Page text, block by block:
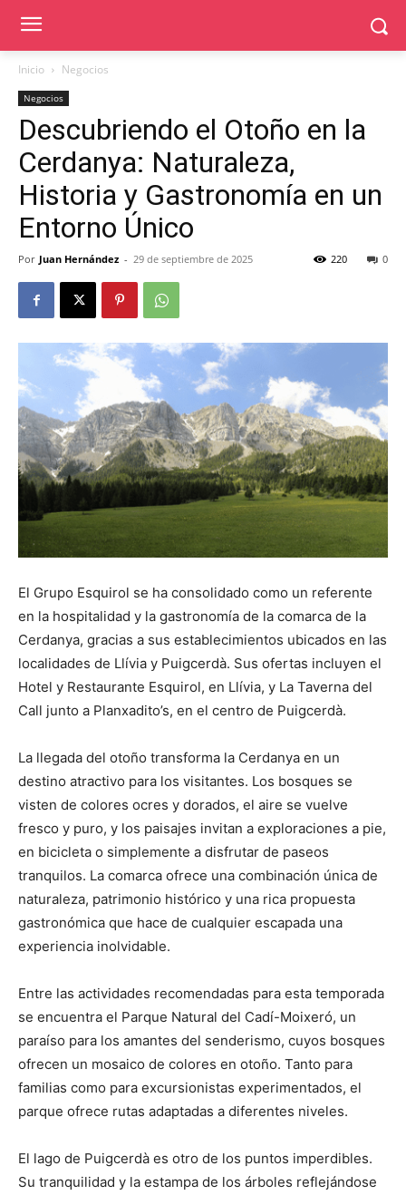
Inicio Negocios
Negocios
Descubriendo el Otoño en la
Cerdanya: Naturaleza,
Historia y Gastronomía en un
Entorno Único
Por Juan Hernández - 29 de septiembre de 2025 0
220
El Grupo Esquirol se ha consolidado como un referente
en la hospitalidad y la gastronomía de la comarca de la
Cerdanya, gracias a sus establecimientos ubicados en las
localidades de Llívia y Puigcerdà. Sus ofertas incluyen el
Hotel y Restaurante Esquirol, en Llívia, y La Taverna del
Call junto a Planxadito’s, en el centro de Puigcerdà.
La llegada del otoño transforma la Cerdanya en un
destino atractivo para los visitantes. Los bosques se
visten de colores ocres y dorados, el aire se vuelve
fresco y puro, y los paisajes invitan a exploraciones a pie,
en bicicleta o simplemente a disfrutar de paseos
tranquilos. La comarca ofrece una combinación única de
naturaleza, patrimonio histórico y una rica propuesta
gastronómica que hace de cualquier escapada una
experiencia inolvidable.
Entre las actividades recomendadas para esta temporada
se encuentra el Parque Natural del Cadí-Moixeró, un
paraíso para los amantes del senderismo, cuyos bosques
ofrecen un mosaico de colores en otoño. Tanto para
familias como para excursionistas experimentados, el
parque ofrece rutas adaptadas a diferentes niveles.
El lago de Puigcerdà es otro de los puntos imperdibles.
Su tranquilidad y la estampa de los árboles reflejándose